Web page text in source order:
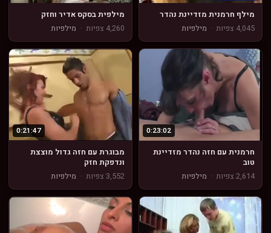
מילף חרמנית מזדיינת נהדר
4,045 צפיות
· מילפיות
מילפית בסקס אדיר וחזק
4,260 צפיות
· מילפיות
0:23:02
חרמנית עם חזה נהדר מזדיינת
טוב
2,614 צפיות
· מילפיות
0:21:47
מבוגרת עם חזה גדול מוצצת
ונדפקת חזק
3,552 צפיות
· מילפיות